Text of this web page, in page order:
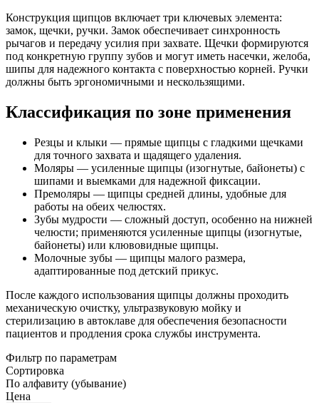
Конструкция щипцов включает три ключевых элемента:
замок, щечки, ручки. Замок обеспечивает синхронность
рычагов и передачу усилия при захвате. Щечки формируются
под конкретную группу зубов и могут иметь насечки, желоба,
шипы для надежного контакта с поверхностью корней. Ручки
должны быть эргономичными и нескользящими.
Классификация по зоне применения
Резцы и клыки — прямые щипцы с гладкими щечками
для точного захвата и щадящего удаления.
Моляры — усиленные щипцы (изогнутые, байонеты) с
шипами и выемками для надежной фиксации.
Премоляры — щипцы средней длины, удобные для
работы на обеих челюстях.
Зубы мудрости — сложный доступ, особенно на нижней
челюсти; применяются усиленные щипцы (изогнутые,
байонеты) или клювовидные щипцы.
Молочные зубы — щипцы малого размера,
адаптированные под детский прикус.
После каждого использования щипцы должны проходить
механическую очистку, ультразвуковую мойку и
стерилизацию в автоклаве для обеспечения безопасности
пациентов и продления срока службы инструмента.
Фильтр по параметрам
Сортировка
По алфавиту (убывание)
Цена